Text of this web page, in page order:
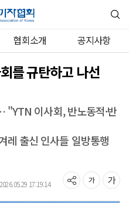
협회소개 공지사항
를 규탄하고 나선
이사회, 반노동적·반
레 출신 인사들 일방통행
17:19:14